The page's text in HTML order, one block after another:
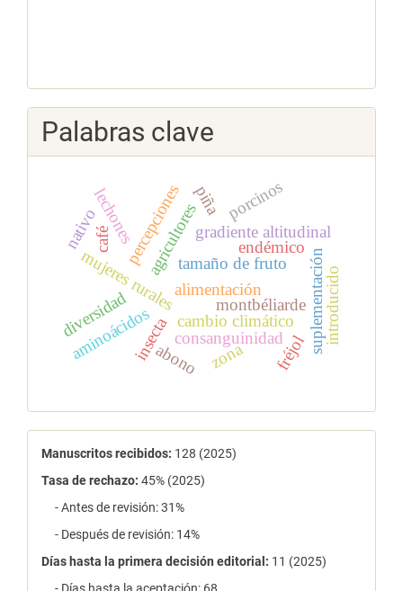
Palabras clave
mujeres rurales
percepciones
cambio climático
gradiente altitudinal
agricultores
alimentación suplementación
porcinos
lechones
aminoácidos
diversidadinsecta
endémico
nativo
introducido
tamaño de fruto
piña
consanguinidad
montbéliarde
café
abono fréjol
zona
estadísticas
Manuscritos recibidos: 128 (2025)
Tasa de rechazo: 45% (2025)
- Antes de revisión: 31%
- Después de revisión: 14%
Días hasta la primera decisión editorial: 11 (2025)
- Días hasta la aceptación: 68